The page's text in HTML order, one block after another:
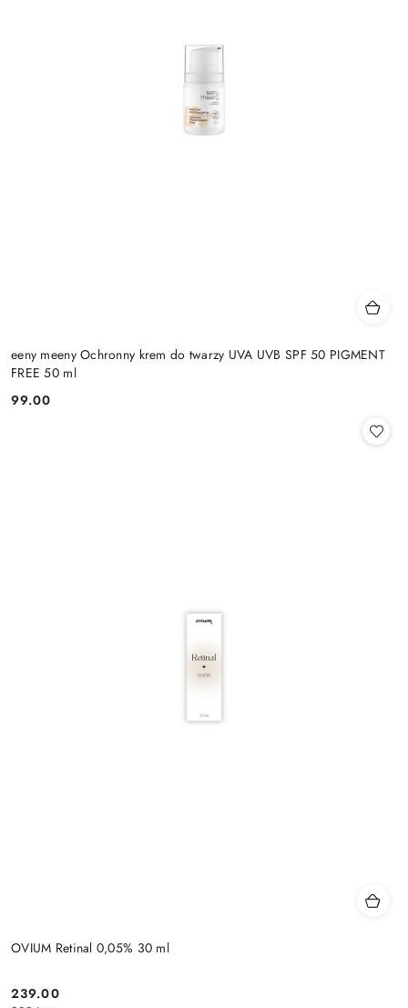
eeny meeny Ochronny krem do twarzy UVA UVB SPF 50 PIGMENT
FREE 50 ml
Cena:
99.00
OVIUM Retinal 0,05% 30 ml
Cena:
239.00